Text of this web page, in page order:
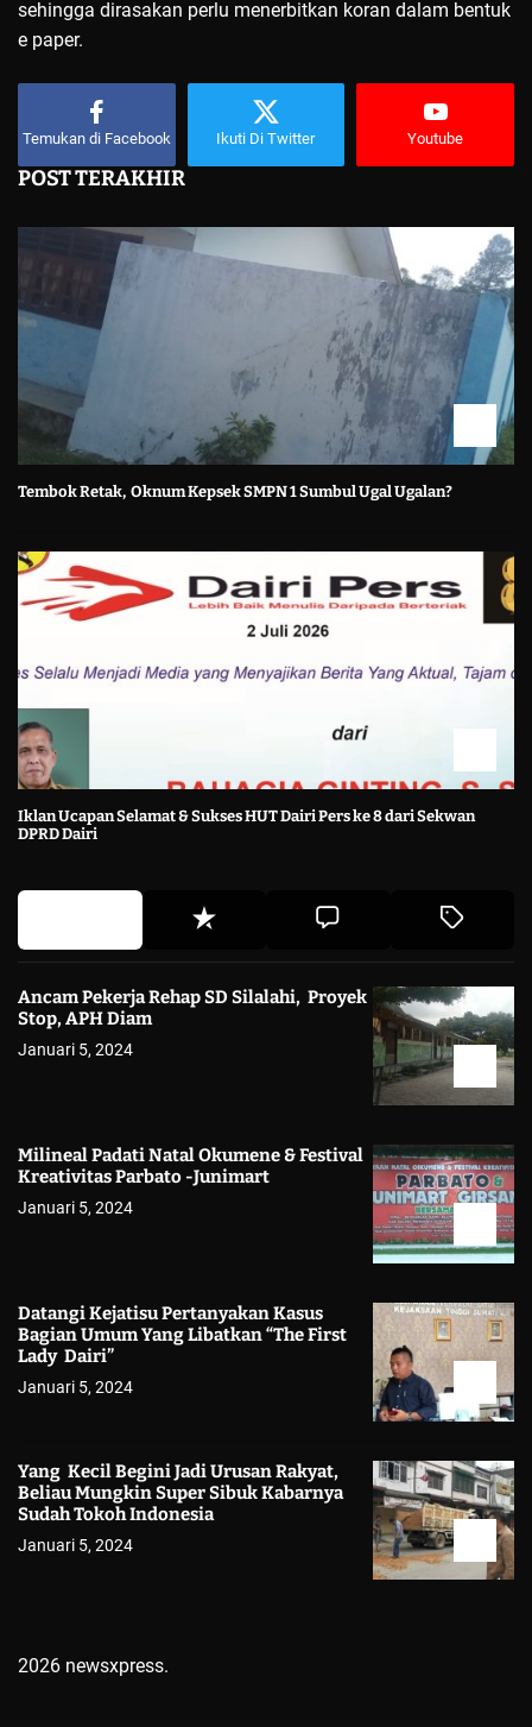
sehingga dirasakan perlu menerbitkan koran dalam bentuk
e paper.
Temukan di Facebook Ikuti Di Twitter Youtube
POST TERAKHIR
Tembok Retak, Oknum Kepsek SMPN 1 Sumbul Ugal Ugalan?
Iklan Ucapan Selamat & Sukses HUT Dairi Pers ke 8 dari Sekwan
DPRD Dairi
Ancam Pekerja Rehap SD Silalahi, Proyek
Stop, APH Diam
Januari 5, 2024
Milineal Padati Natal Okumene & Festival
Kreativitas Parbato -Junimart
Januari 5, 2024
Datangi Kejatisu Pertanyakan Kasus
Bagian Umum Yang Libatkan “The First
Lady Dairi”
Januari 5, 2024
Yang Kecil Begini Jadi Urusan Rakyat,
Beliau Mungkin Super Sibuk Kabarnya
Sudah Tokoh Indonesia
Januari 5, 2024
2026 newsxpress.